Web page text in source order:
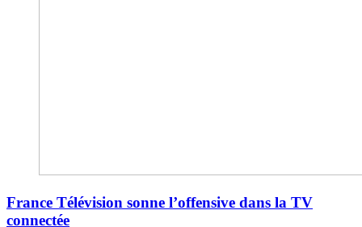
France Télévision sonne l’offensive dans la TV
connectée